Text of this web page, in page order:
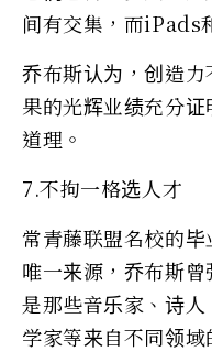
间有交集，而iPads
乔布斯认为，创造
果的光辉业绩充分
道理。
7.不拘一格选人才
常青藤联盟名校的
唯一来源，乔布斯
是那些音乐家、诗
学家等来自不同领